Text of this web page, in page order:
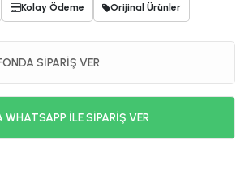
Kolay Ödeme Orijinal Ürünler
SİPARİŞ VER
WHATSAPP İLE SİPARİŞ VER